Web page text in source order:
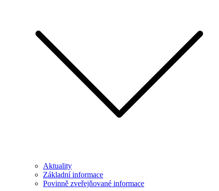
Aktuality
Základní informace
Povinně zveřejňované informace